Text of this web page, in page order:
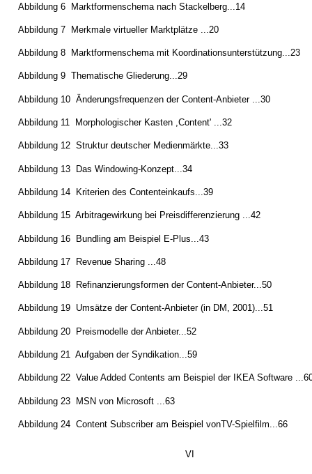
VI
Abbildung 6 ­ Marktformenschema nach Stackelberg...14
Abbildung 7 ­ Merkmale virtueller Marktplätze ...20
Abbildung 8 ­ Marktformenschema mit Koordinationsunterstützung...23
Abbildung 9 ­ Thematische Gliederung...29
Abbildung 10 ­ Änderungsfrequenzen der Content-Anbieter ...30
Abbildung 11 ­ Morphologischer Kasten ,Content' ...32
Abbildung 12 ­ Struktur deutscher Medienmärkte...33
Abbildung 13 ­ Das Windowing-Konzept...34
Abbildung 14 ­ Kriterien des Contenteinkaufs...39
Abbildung 15 ­ Arbitragewirkung bei Preisdifferenzierung ...42
Abbildung 16 ­ Bundling am Beispiel E-Plus...43
Abbildung 17 ­ Revenue Sharing ...48
Abbildung 18 ­ Refinanzierungsformen der Content-Anbieter...50
Abbildung 19 ­ Umsätze der Content-Anbieter (in DM, 2001)...51
Abbildung 20 ­ Preismodelle der Anbieter...52
Abbildung 21 ­ Aufgaben der Syndikation...59
Abbildung 22 ­ Value Added Contents am Beispiel der IKEA Software
Abbildung 23 ­ MSN von Microsoft ...63
Abbildung 24 ­ Content Subscriber am Beispiel vonTV-Spielfilm...66